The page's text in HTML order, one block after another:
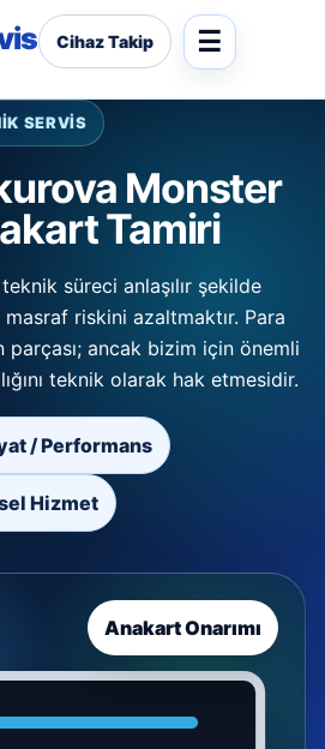
Cihaz Takip
SERVİS
Monster
Tamiri
teknik süreci anlaşılır şekilde
riskini azaltmaktır. Para
ancak bizim için önemli
teknik olarak hak etmesidir.
/ Performans
Hizmet
Anakart Onarımı